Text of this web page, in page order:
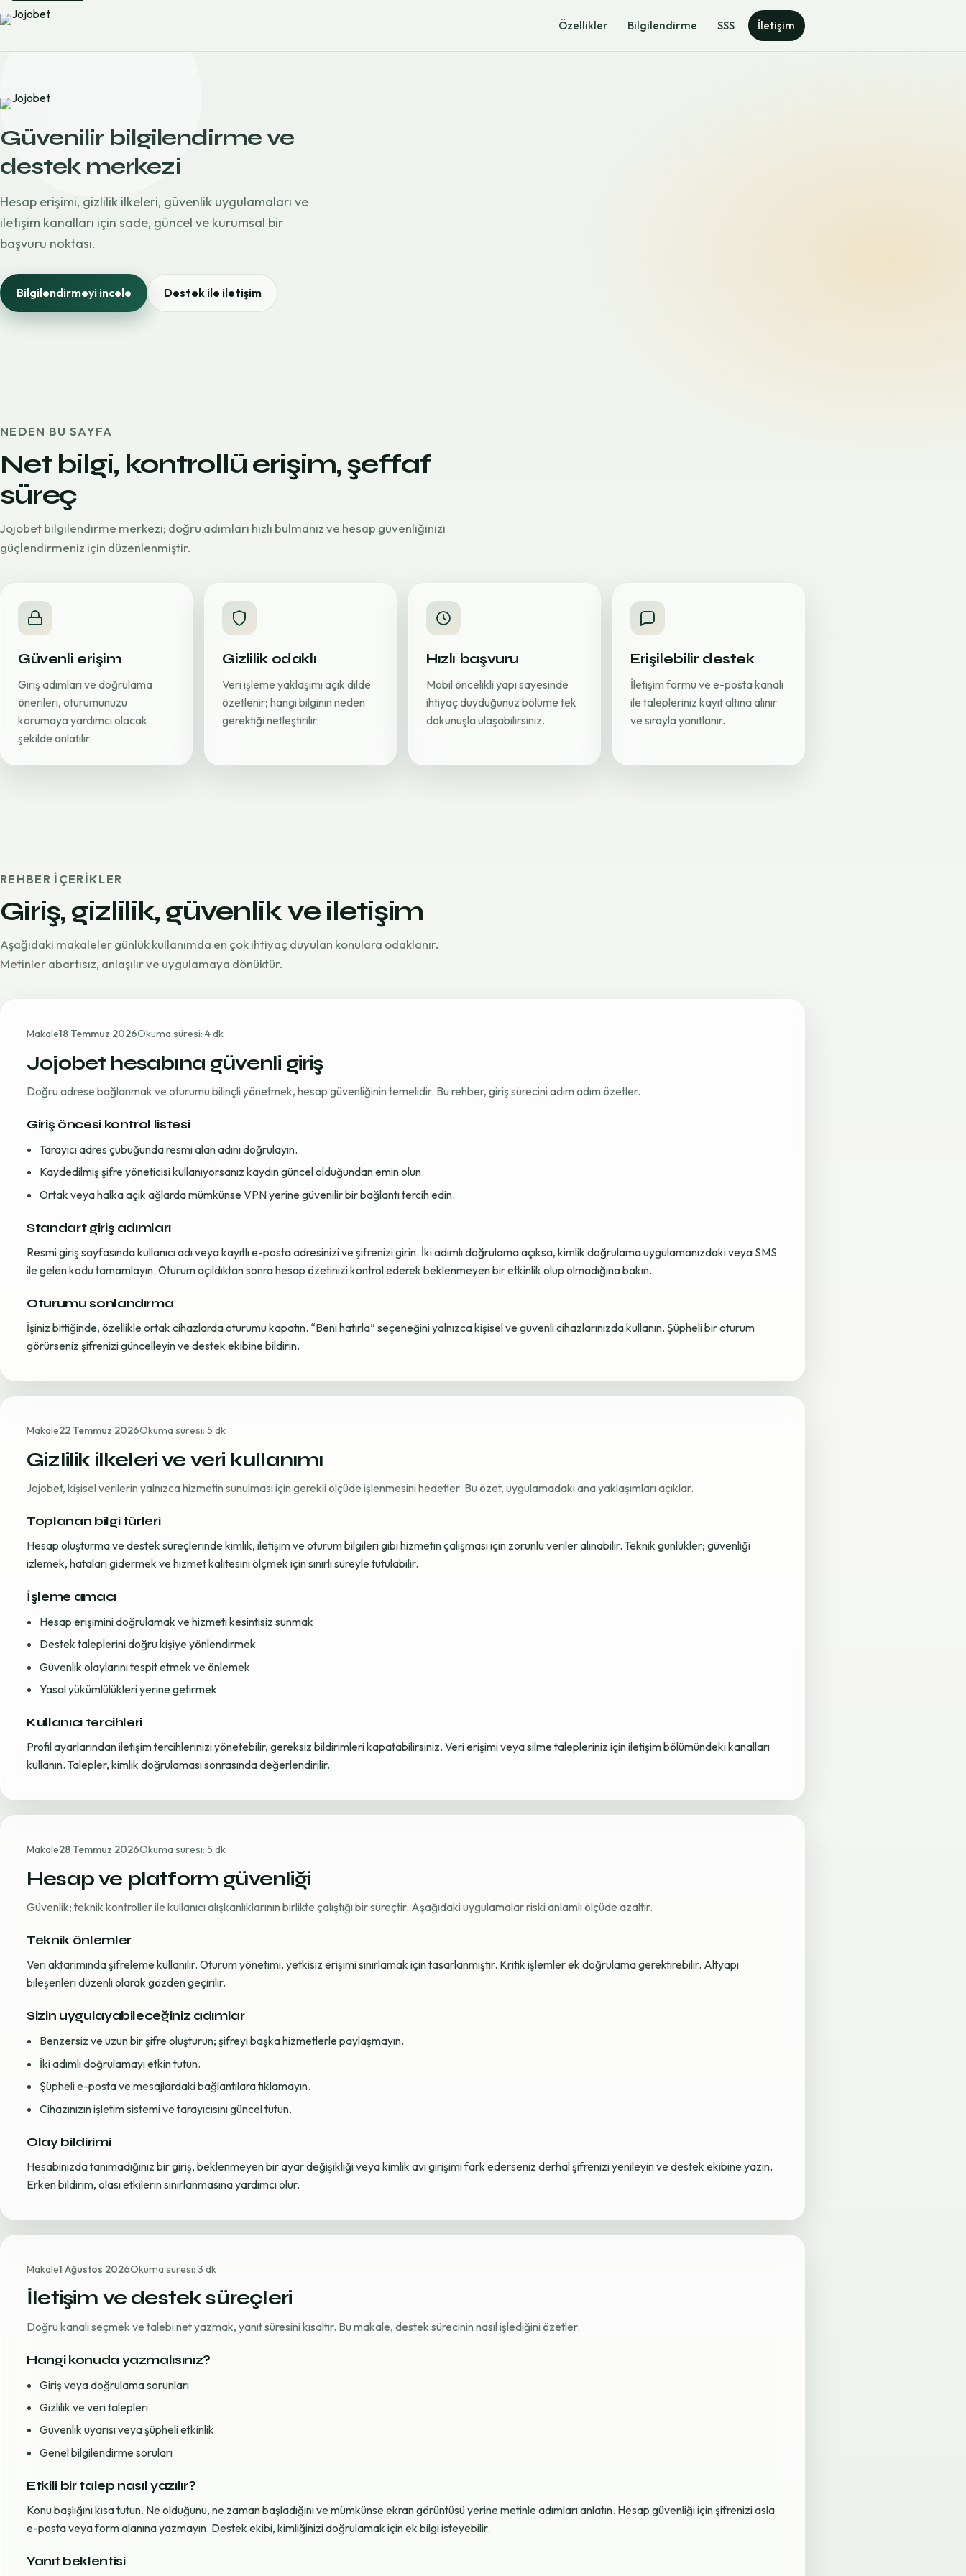
Özellikler Bilgilendirme SSS İletişim
Güvenilir bilgilendirme ve
destek merkezi
Hesap erişimi, gizlilik ilkeleri, güvenlik uygulamaları ve
iletişim kanalları için sade, güncel ve kurumsal bir
başvuru noktası.
Bilgilendirmeyi incele Destek ile iletişim
NEDEN BU SAYFA
Net bilgi, kontrollü erişim, şeffaf
süreç
Jojobet bilgilendirme merkezi; doğru adımları hızlı bulmanız ve hesap güvenliğinizi
güçlendirmeniz için düzenlenmiştir.
Güvenli erişim
Giriş adımları ve doğrulama
önerileri, oturumunuzu
korumaya yardımcı olacak
şekilde anlatılır.
Gizlilik odaklı
Veri işleme yaklaşımı açık dilde
özetlenir; hangi bilginin neden
gerektiği netleştirilir.
Hızlı başvuru
Mobil öncelikli yapı sayesinde
ihtiyaç duyduğunuz bölüme tek
dokunuşla ulaşabilirsiniz.
Erişilebilir destek
İletişim formu ve e-posta kanalı
ile talepleriniz kayıt altına alınır
ve sırayla yanıtlanır.
REHBER IÇERIKLER
Giriş, gizlilik, güvenlik ve iletişim
Aşağıdaki makaleler günlük kullanımda en çok ihtiyaç duyulan konulara odaklanır.
Metinler abartısız, anlaşılır ve uygulamaya dönüktür.
Makale18 Temmuz 2026Okuma süresi: 4 dk
Jojobet hesabına güvenli giriş
Doğru adrese bağlanmak ve oturumu bilinçli yönetmek, hesap güvenliğinin temelidir. Bu rehber, giriş sürecini adım adım özetler.
Giriş öncesi kontrol listesi
Tarayıcı adres çubuğunda resmi alan adını doğrulayın.
Kaydedilmiş şifre yöneticisi kullanıyorsanız kaydın güncel olduğundan emin olun.
Ortak veya halka açık ağlarda mümkünse VPN yerine güvenilir bir bağlantı tercih edin.
Standart giriş adımları
Resmi giriş sayfasında kullanıcı adı veya kayıtlı e-posta adresinizi ve şifrenizi girin. İki adımlı doğrulama açıksa, kimlik doğrulama uygulamanızdaki veya SMS
ile gelen kodu tamamlayın. Oturum açıldıktan sonra hesap özetinizi kontrol ederek beklenmeyen bir etkinlik olup olmadığına bakın.
Oturumu sonlandırma
İşiniz bittiğinde, özellikle ortak cihazlarda oturumu kapatın. “Beni hatırla” seçeneğini yalnızca kişisel ve güvenli cihazlarınızda kullanın. Şüpheli bir oturum
görürseniz şifrenizi güncelleyin ve destek ekibine bildirin.
Makale22 Temmuz 2026Okuma süresi: 5 dk
Gizlilik ilkeleri ve veri kullanımı
Jojobet, kişisel verilerin yalnızca hizmetin sunulması için gerekli ölçüde işlenmesini hedefler. Bu özet, uygulamadaki ana yaklaşımları açıklar.
Toplanan bilgi türleri
Hesap oluşturma ve destek süreçlerinde kimlik, iletişim ve oturum bilgileri gibi hizmetin çalışması için zorunlu veriler alınabilir. Teknik günlükler; güvenliği
izlemek, hataları gidermek ve hizmet kalitesini ölçmek için sınırlı süreyle tutulabilir.
İşleme amacı
Hesap erişimini doğrulamak ve hizmeti kesintisiz sunmak
Destek taleplerini doğru kişiye yönlendirmek
Güvenlik olaylarını tespit etmek ve önlemek
Yasal yükümlülükleri yerine getirmek
Kullanıcı tercihleri
Profil ayarlarından iletişim tercihlerinizi yönetebilir, gereksiz bildirimleri kapatabilirsiniz. Veri erişimi veya silme talepleriniz için iletişim bölümündeki kanalları
kullanın. Talepler, kimlik doğrulaması sonrasında değerlendirilir.
Makale28 Temmuz 2026Okuma süresi: 5 dk
Hesap ve platform güvenliği
Güvenlik; teknik kontroller ile kullanıcı alışkanlıklarının birlikte çalıştığı bir süreçtir. Aşağıdaki uygulamalar riski anlamlı ölçüde azaltır.
Teknik önlemler
Veri aktarımında şifreleme kullanılır. Oturum yönetimi, yetkisiz erişimi sınırlamak için tasarlanmıştır. Kritik işlemler ek doğrulama gerektirebilir. Altyapı
bileşenleri düzenli olarak gözden geçirilir.
Sizin uygulayabileceğiniz adımlar
Benzersiz ve uzun bir şifre oluşturun; şifreyi başka hizmetlerle paylaşmayın.
İki adımlı doğrulamayı etkin tutun.
Şüpheli e-posta ve mesajlardaki bağlantılara tıklamayın.
Cihazınızın işletim sistemi ve tarayıcısını güncel tutun.
Olay bildirimi
Hesabınızda tanımadığınız bir giriş, beklenmeyen bir ayar değişikliği veya kimlik avı girişimi fark ederseniz derhal şifrenizi yenileyin ve destek ekibine yazın.
Erken bildirim, olası etkilerin sınırlanmasına yardımcı olur.
Makale1 Ağustos 2026Okuma süresi: 3 dk
İletişim ve destek süreçleri
Doğru kanalı seçmek ve talebi net yazmak, yanıt süresini kısaltır. Bu makale, destek sürecinin nasıl işlediğini özetler.
Hangi konuda yazmalısınız?
Giriş veya doğrulama sorunları
Gizlilik ve veri talepleri
Güvenlik uyarısı veya şüpheli etkinlik
Genel bilgilendirme soruları
Etkili bir talep nasıl yazılır?
Konu başlığını kısa tutun. Ne olduğunu, ne zaman başladığını ve mümkünse ekran görüntüsü yerine metinle adımları anlatın. Hesap güvenliği için şifrenizi asla
e-posta veya form alanına yazmayın. Destek ekibi, kimliğinizi doğrulamak için ek bilgi isteyebilir.
Yanıt beklentisi